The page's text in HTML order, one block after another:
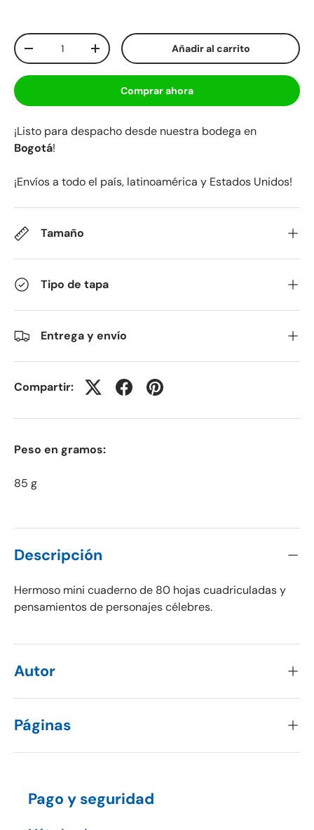
Cant.
-
+ Añadir al carrito
Comprar ahora
¡Listo para despacho desde nuestra bodega en
Bogotá!
¡Envíos a todo el país, latinoamérica y Estados Unidos!
Tamaño
Tipo de tapa
Entrega y envío
Compartir:
Peso en gramos:
85 g
Descripción
Hermoso mini cuaderno de 80 hojas cuadriculadas y
pensamientos de personajes célebres.
Autor
Páginas
Pago y seguridad